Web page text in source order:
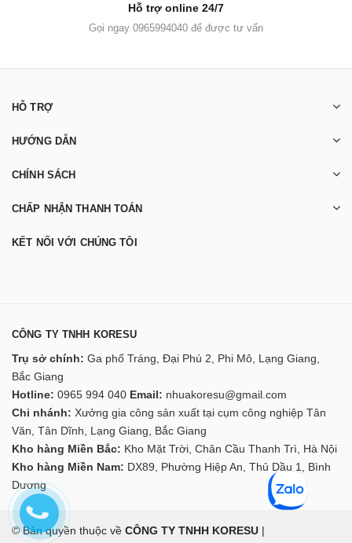
Hỗ trợ online 24/7
Gọi ngay 0965994040 để được tư vấn
HỖ TRỢ
HƯỚNG DẪN
CHÍNH SÁCH
CHẤP NHẬN THANH TOÁN
KẾT NỐI VỚI CHÚNG TÔI
CÔNG TY TNHH KORESU
Trụ sở chính: Ga phố Tráng, Đại Phú 2, Phi Mô, Lạng Giang,
Bắc Giang
Hotline: 0965 994 040 Email: nhuakoresu@gmail.com
Chi nhánh: Xưởng gia công sản xuất tại cụm công nghiệp Tân
Văn, Tân Dĩnh, Lạng Giang, Bắc Giang
Kho hàng Miền Bắc: Kho Mặt Trời, Chân Cầu Thanh Trì, Hà Nội
Kho hàng Miền Nam: DX89, Phường Hiệp An, Thủ Dầu 1, Bình
Dương
© Bản quyền thuộc về CÔNG TY TNHH KORESU |